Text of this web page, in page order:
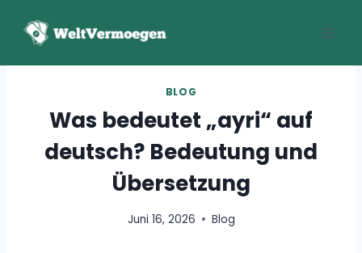
Inhalt
BLOG
Was bedeutet „ayri“ auf
deutsch? Bedeutung und
Übersetzung
Juni 16, 2026 Blog